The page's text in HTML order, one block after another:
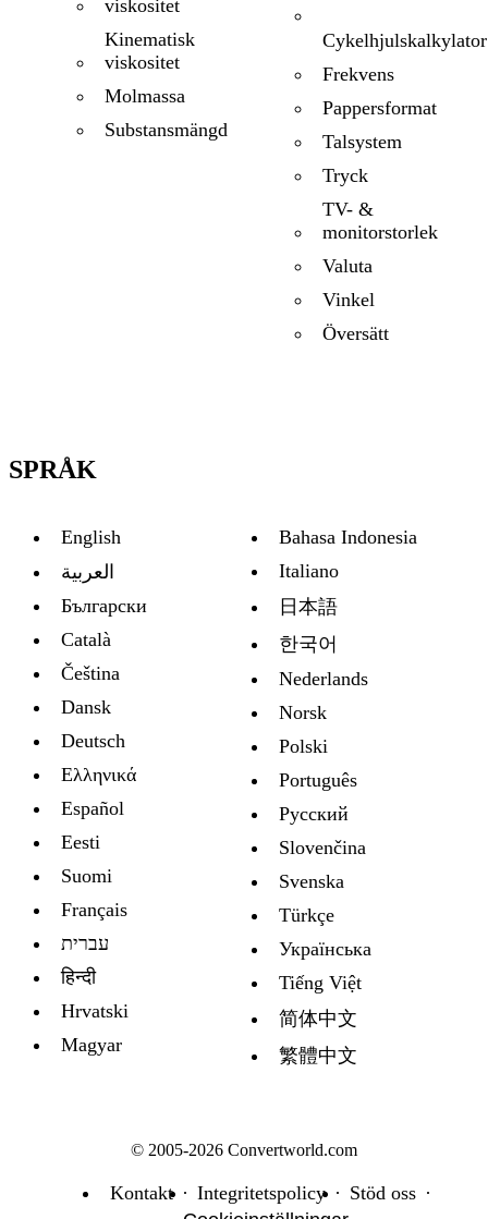
viskositet
Kinematisk
viskositet
Molmassa
Substansmängd
Cykelhjulskalkylator
Frekvens
Pappersformat
Talsystem
Tryck
TV- &
monitorstorlek
Valuta
Vinkel
Översätt
SPRÅK
English
العربية
Български
Català
Čeština
Dansk
Deutsch
Ελληνικά
Español
Eesti
Suomi
Français
עברית
हिन्दी
Hrvatski
Magyar
Bahasa Indonesia
Italiano
日本語
한국어
Nederlands
Norsk
Polski
Português
Русский
Slovenčina
Svenska
Türkçe
Украïнська
Tiếng Việt
简体中文
繁體中文
© 2005-2026 Convertworld.com
Kontakt Integritetspolicy
Stöd oss